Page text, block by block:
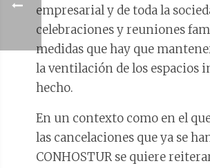
empresarial y de toda la
celebraciones y reuniones
medidas que hay que
la ventilación de los espacios
hecho.
En un contexto como en el
las cancelaciones que ya se
CONHOSTUR se quiere